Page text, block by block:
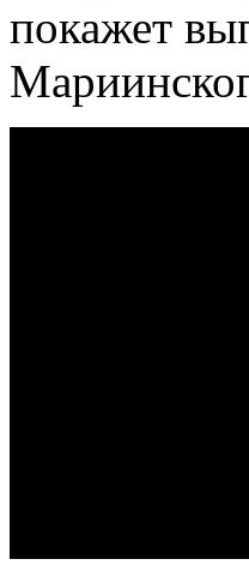
покажет